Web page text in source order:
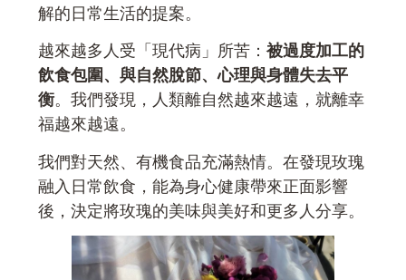
解的日常生活的提案。
越來越多人受「現代病」所苦：被過度加工的
飲食包圍、與自然脫節、心理與身體失去平
衡。我們發現，人類離自然越來越遠，就離幸
福越來越遠。
我們對天然、有機食品充滿熱情。在發現玫瑰
融入日常飲食，能為身心健康帶來正面影響
後，決定將玫瑰的美味與美好和更多人分享。